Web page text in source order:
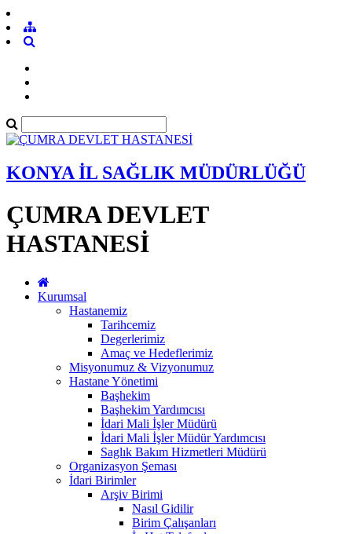
KONYA İL SAĞLIK MÜDÜRLÜĞÜ
ÇUMRA DEVLET
HASTANESİ
Kurumsal
Hastanemiz
Tarihcemiz
Degerlerimiz
Amaç ve Hedeflerimiz
Misyonumuz & Vizyonumuz
Hastane Yönetimi
Başhekim
Başhekim Yardımcısı
İdari Mali İşler Müdürü
İdari Mali İşler Müdür Yardımcısı
Saglık Bakım Hizmetleri Müdürü
Organizasyon Şeması
İdari Birimler
Arşiv Birimi
Nasıl Gidilir
Birim Çalışanları